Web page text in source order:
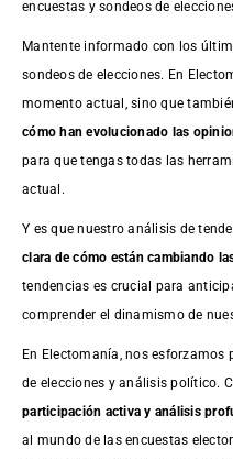
encuestas y sondeos de
Mantente informado con los
sondeos de elecciones. En
momento actual, sino que
cómo han evolucionado las
para que tengas todas las
actual.
Y es que nuestro análisis de
clara de cómo están cambiando
tendencias es crucial para
comprender el dinamismo de
En Electomanía, nos
de elecciones y análisis político.
participación activa y análisis
al mundo de las encuestas